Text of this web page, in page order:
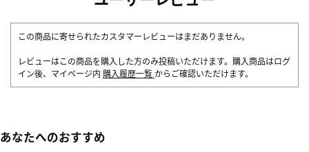
この商品に寄せられたカスタマーレビューはまだありません。
レビューはこの商品を購入した方のみ投稿いただけます。購入商品はログ
イン後、マイページ内 購入履歴一覧 からご確認いただけます。
あなたへのおすすめ